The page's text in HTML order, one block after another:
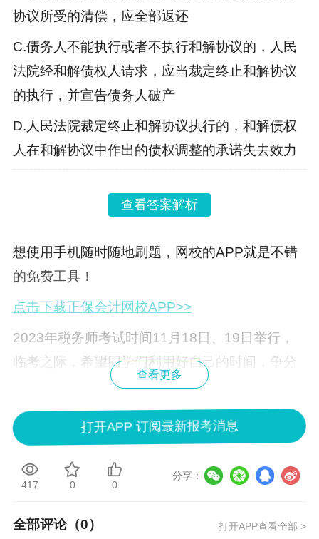
协议所受的清偿，应全部返还
C.债务人不能执行或者不执行和解协议的，人民
法院经和解债权人请求，应当裁定终止和解协议
的执行，并宣告债务人破产
D. 人民法院裁定终止和解协议执行的，和解债权
人在和解协议中作出的债权调整的承诺失去效力
查看答案解析
想使用手机随时随地刷题，网校的APP就是不错
的免费工具！
点击下载正保会计网校APP>>
2023年税务师考试时间 11月18日、19日举行，
临考之际，希望同学们利用好自己的时间，争分
夺秒去复习，网校万人模考大赛记得参加，免费
自测成绩，发现问题，以便更好的查漏补缺。
直达税务师万人模考入口>>
查看更多
打开APP 订阅最新报考消息
417 0 0
分享：
全部评论（0） 打开APP查看全部 >